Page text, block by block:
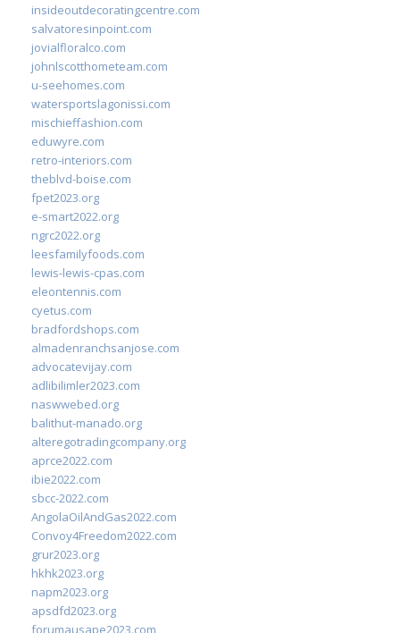
insideoutdecoratingcentre.com
salvatoresinpoint.com
jovialfloralco.com
johnlscotthometeam.com
u-seehomes.com
watersportslagonissi.com
mischieffashion.com
eduwyre.com
retro-interiors.com
theblvd-boise.com
fpet2023.org
e-smart2022.org
ngrc2022.org
leesfamilyfoods.com
lewis-lewis-cpas.com
eleontennis.com
cyetus.com
bradfordshops.com
almadenranchsanjose.com
advocatevijay.com
adlibilimler2023.com
naswwebed.org
balithut-manado.org
alteregotradingcompany.org
aprce2022.com
ibie2022.com
sbcc-2022.com
AngolaOilAndGas2022.com
Convoy4Freedom2022.com
grur2023.org
hkhk2023.org
napm2023.org
apsdfd2023.org
forumausape2023.com